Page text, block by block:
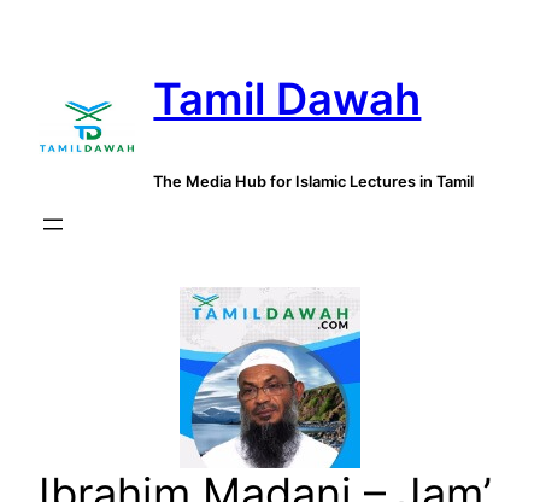
Tamil Dawah
The Media Hub for Islamic Lectures in Tamil